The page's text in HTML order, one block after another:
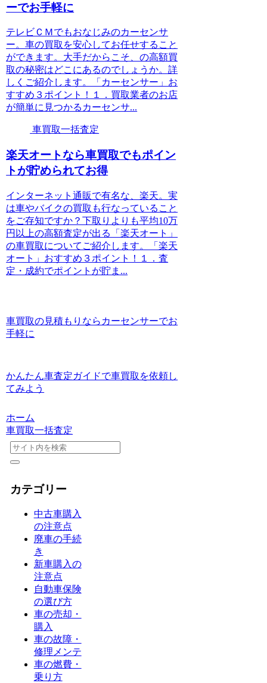
ーでお手軽に
テレビＣＭでもおなじみのカーセンサ
ー。車の買取を安心してお任せすること
ができます。大手だからこそ、の高額買
取の秘密はどこにあるのでしょうか。詳
しくご紹介します。「カーセンサー」お
すすめ３ポイント！１．買取業者のお店
が簡単に見つかるカーセンサ...
車買取一括査定
楽天オートなら車買取でもポイン
トが貯められてお得
インターネット通販で有名な、楽天。実
は車やバイクの買取も行なっていること
をご存知ですか？下取りよりも平均10万
円以上の高額査定が出る「楽天オート」
の車買取についてご紹介します。「楽天
オート」おすすめ３ポイント！１．査
定・成約でポイントが貯ま...
車買取の見積もりならカーセンサーでお
手軽に
かんたん車査定ガイドで車買取を依頼し
てみよう
ホーム
車買取一括査定
カテゴリー
中古車購入
の注意点
廃車の手続
き
新車購入の
注意点
自動車保険
の選び方
車の売却・
購入
車の故障・
修理メンテ
車の燃費・
乗り方